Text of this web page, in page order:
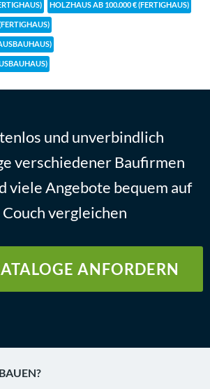
HOLZHAUS AB 100.000 € (FERTIGHAUS)
und unverbindlich
verschiedener Baufirmen
viele Angebote bequem auf
vergleichen
ANFORDERN